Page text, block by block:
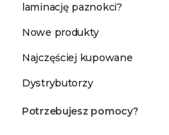
laminację paznokci?
Nowe produkty
Najczęściej kupowane
Dystrybutorzy
Potrzebujesz pomocy?